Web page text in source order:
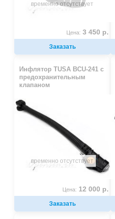
временно отсутствует
Цена: 3 450 р.
Заказать
Инфлятор TUSA BCU-241 с
предохранительным
клапаном
временно отсутствует
Цена: 12 000 р.
Заказать